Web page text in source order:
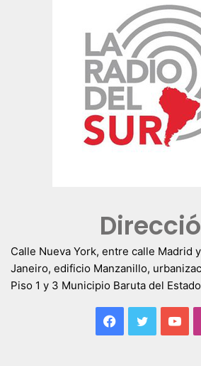
Calle Nueva York, entre calle Madrid
Janeiro, edificio Manzanillo,
Piso 1 y 3 Municipio Baruta del
Facebook
Twitter